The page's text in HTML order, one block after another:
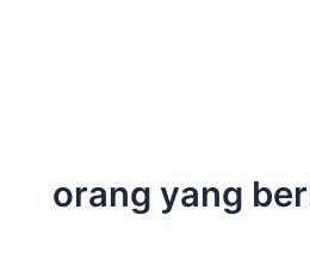
orang yang